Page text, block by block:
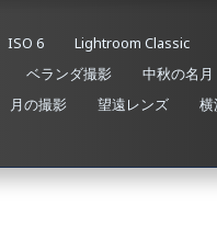
ISO 6
Lightroom Classic
ベランダ撮影
中秋の名月
月の撮影 望遠レンズ
横